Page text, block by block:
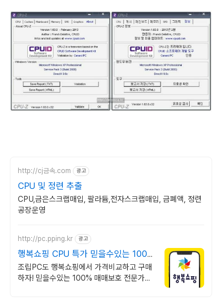
http://cj금속.com 광고
CPU 및 정련 추출
CPU,금은스크랩매입, 팔라듐,전자스크랩매입, 금폐액, 정련
공장운영
http://pc.pping.kr 광고
행복쇼핑 CPU 특가 믿을수있는 100%
매매보호
조립PC도 행복쇼핑에서 가격비교하고 구매
하자! 믿을수있는 100% 매매보호 전문가의